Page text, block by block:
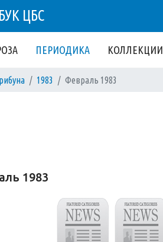
ЦБС
ПЕРИОДИКА КОЛЛЕКЦИИ
1983 Февраль 1983
1983